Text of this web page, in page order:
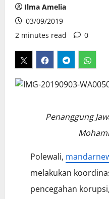
Ilma Amelia
03/09/2019
2 minutes read
0
Penanggung
Polewali,
melakukan
pencegahan